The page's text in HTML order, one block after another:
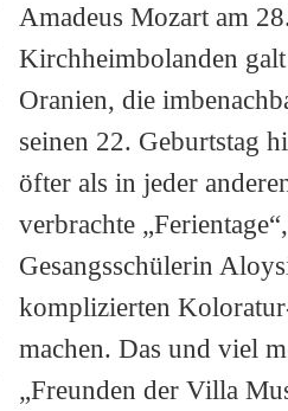
Amadeus Mozart am
Kirchheimbolanden
Oranien, die imbenac
seinen 22. Geburtstag
öfter als in jeder
verbrachte
Gesangsschülerin
komplizierten
machen. Das und viel
„Freunden der Villa